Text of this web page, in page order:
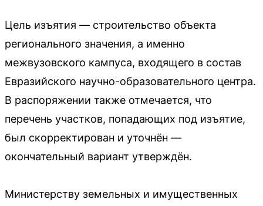
Цель изъятия — строительство объекта
регионального значения, а именно
межвузовского кампуса, входящего в состав
Евразийского научно-образовательного центра.
В распоряжении также отмечается, что
перечень участков, попадающих под изъятие,
был скорректирован и уточнён —
окончательный вариант утверждён.
Министерству земельных и имущественных